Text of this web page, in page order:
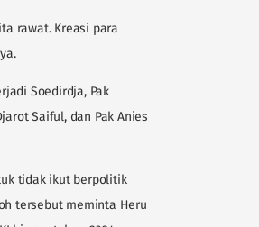
rawat. Kreasi para
Soedirdja, Pak
Saiful, dan Pak Anies
tidak ikut berpolitik
tersebut meminta Heru